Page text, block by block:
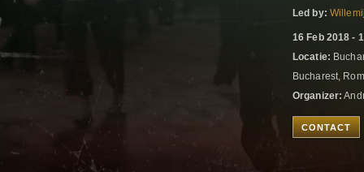
Led by:
16 Feb 2018 -
Locatie:
Bucharest,
Organizer:
CONTACT